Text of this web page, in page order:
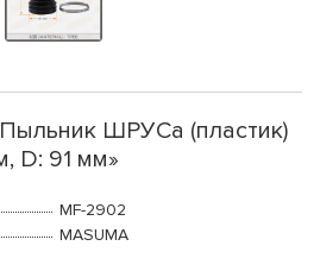
ШРУСа (пластик)
D: 91 мм»
MF-2902
MASUMA